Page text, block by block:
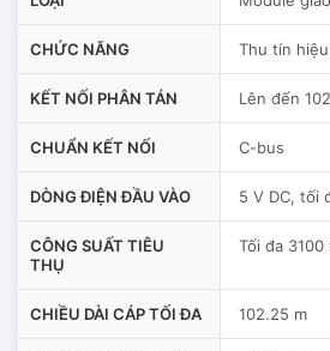
CHỨC NĂNG Thu tín
KẾT NỐI PHÂN TÁN Lên đến
CHUẨN KẾT NỐI C-bus
DÒNG ĐIỆN ĐẦU VÀO 5 V DC, tối
CÔNG SUẤT TIÊU
THỤ
Tối đa 3100
CHIỀU DÀI CÁP TỐI ĐA 102.25 m